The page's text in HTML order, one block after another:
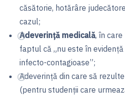
căsătorie, hotărâre
cazul;
Adeverință medicală, în
faptul că „nu este în
infecto-contagioase”;
Adeverință din care să
(pentru studenții care